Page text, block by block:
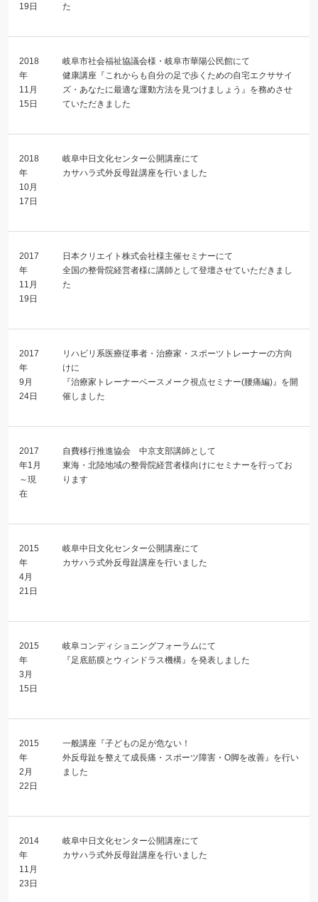
19日
た
2018
年
11月
15日
岐阜市社会福祉協議会様・岐阜市華陽公民館にて
健康講座『これからも自分の足で歩くための自宅エクササイ
ズ・あなたに最適な運動方法を見つけましょう』を務めさせ
ていただきました
2018
年
10月
17日
岐阜中日文化センター公開講座にて
カサハラ式外反母趾講座を行いました
2017
年
11月
19日
日本クリエイト株式会社様主催セミナーにて
全国の整骨院経営者様に講師として登壇させていただきまし
た
2017
年
9月
24日
リハビリ系医療従事者・治療家・スポーツトレーナーの方向
けに
『治療家トレーナーベースメーク視点セミナー(腰痛編)』を開
催しました
2017
年1月
～現
在
自費移行推進協会 中京支部講師として
東海・北陸地域の整骨院経営者様向けにセミナーを行ってお
ります
2015
年
4月
21日
岐阜中日文化センター公開講座にて
カサハラ式外反母趾講座を行いました
2015
年
3月
15日
岐阜コンディショニングフォーラムにて
『足底筋膜とウィンドラス機構』を発表しました
2015
年
2月
22日
一般講座『子どもの足が危ない！
外反母趾を整えて成長痛・スポーツ障害・O脚を改善』を行い
ました
2014
年
11月
23日
岐阜中日文化センター公開講座にて
カサハラ式外反母趾講座を行いました